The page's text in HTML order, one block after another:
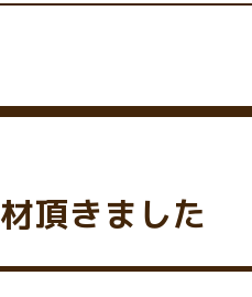
頂きました